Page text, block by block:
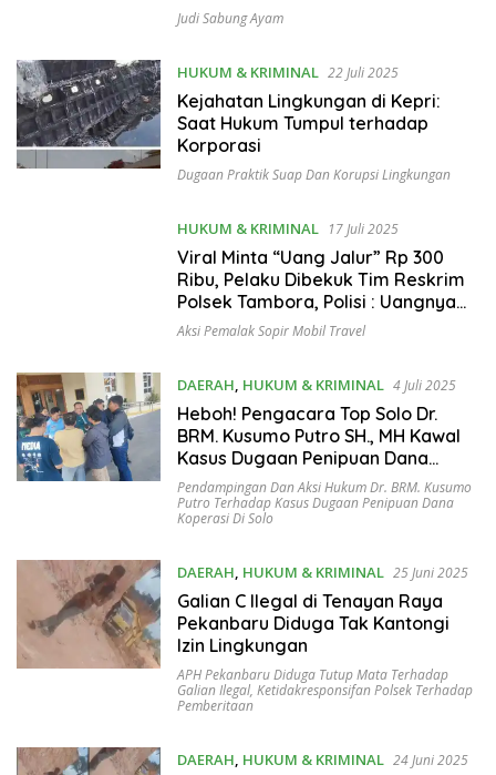
Judi Sabung Ayam
HUKUM & KRIMINAL 22 Juli 2025
Kejahatan Lingkungan di Kepri:
Saat Hukum Tumpul terhadap
Korporasi
Dugaan Praktik Suap Dan Korupsi Lingkungan
HUKUM & KRIMINAL 17 Juli 2025
Viral Minta “Uang Jalur” Rp 300
Ribu, Pelaku Dibekuk Tim Reskrim
Polsek Tambora, Polisi : Uangnya
Digunakan Beli Sabu
Aksi Pemalak Sopir Mobil Travel
DAERAH, HUKUM & KRIMINAL 4 Juli 2025
Heboh! Pengacara Top Solo Dr.
BRM. Kusumo Putro SH., MH Kawal
Kasus Dugaan Penipuan Dana
Koperasi
Pendampingan Dan Aksi Hukum Dr. BRM. Kusumo
Putro Terhadap Kasus Dugaan Penipuan Dana
Koperasi Di Solo
DAERAH, HUKUM & KRIMINAL 25 Juni 2025
Galian C Ilegal di Tenayan Raya
Pekanbaru Diduga Tak Kantongi
Izin Lingkungan
APH Pekanbaru Diduga Tutup Mata Terhadap
Galian Ilegal, Ketidakresponsifan Polsek Terhadap
Pemberitaan
DAERAH, HUKUM & KRIMINAL 24 Juni 2025